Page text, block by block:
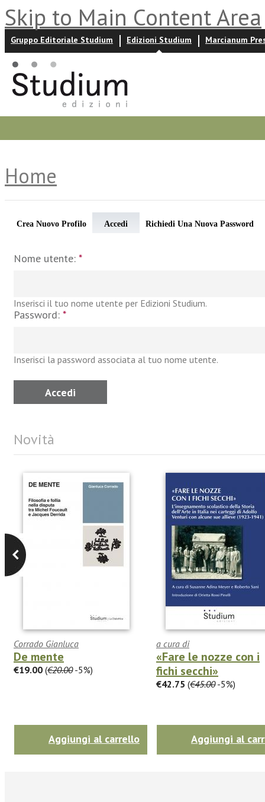
Skip to Main Content Area
Gruppo Editoriale Studium Edizioni Studium Marcianum
Home
Crea Nuovo Profilo Accedi Richiedi Una Nuova Password
Nome utente: *
Inserisci il tuo nome utente per Edizioni Studium.
Password: *
Inserisci la password associata al tuo nome utente.
Novità
Corrado Gianluca
De mente
€19.00 (€20.00-5%)
Aggiungi al carrello
a cura di
«Fare le nozze con i
fichi secchi»
€42.75 (€45.00-5%)
Aggiungi al